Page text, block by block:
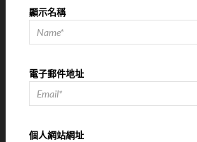
顯示名稱
電子郵件地址
個人網站網址